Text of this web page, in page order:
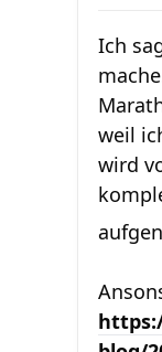
Ich
weil
wird